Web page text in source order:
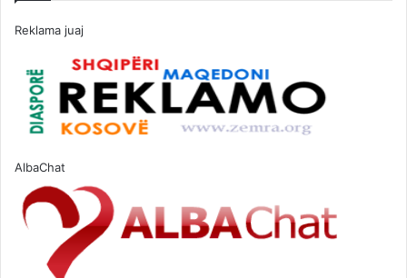
Reklama juaj
AlbaChat